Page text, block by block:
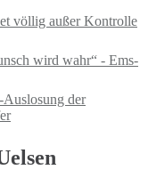
völlig außer Kontrolle
wird wahr“ - Ems-
der